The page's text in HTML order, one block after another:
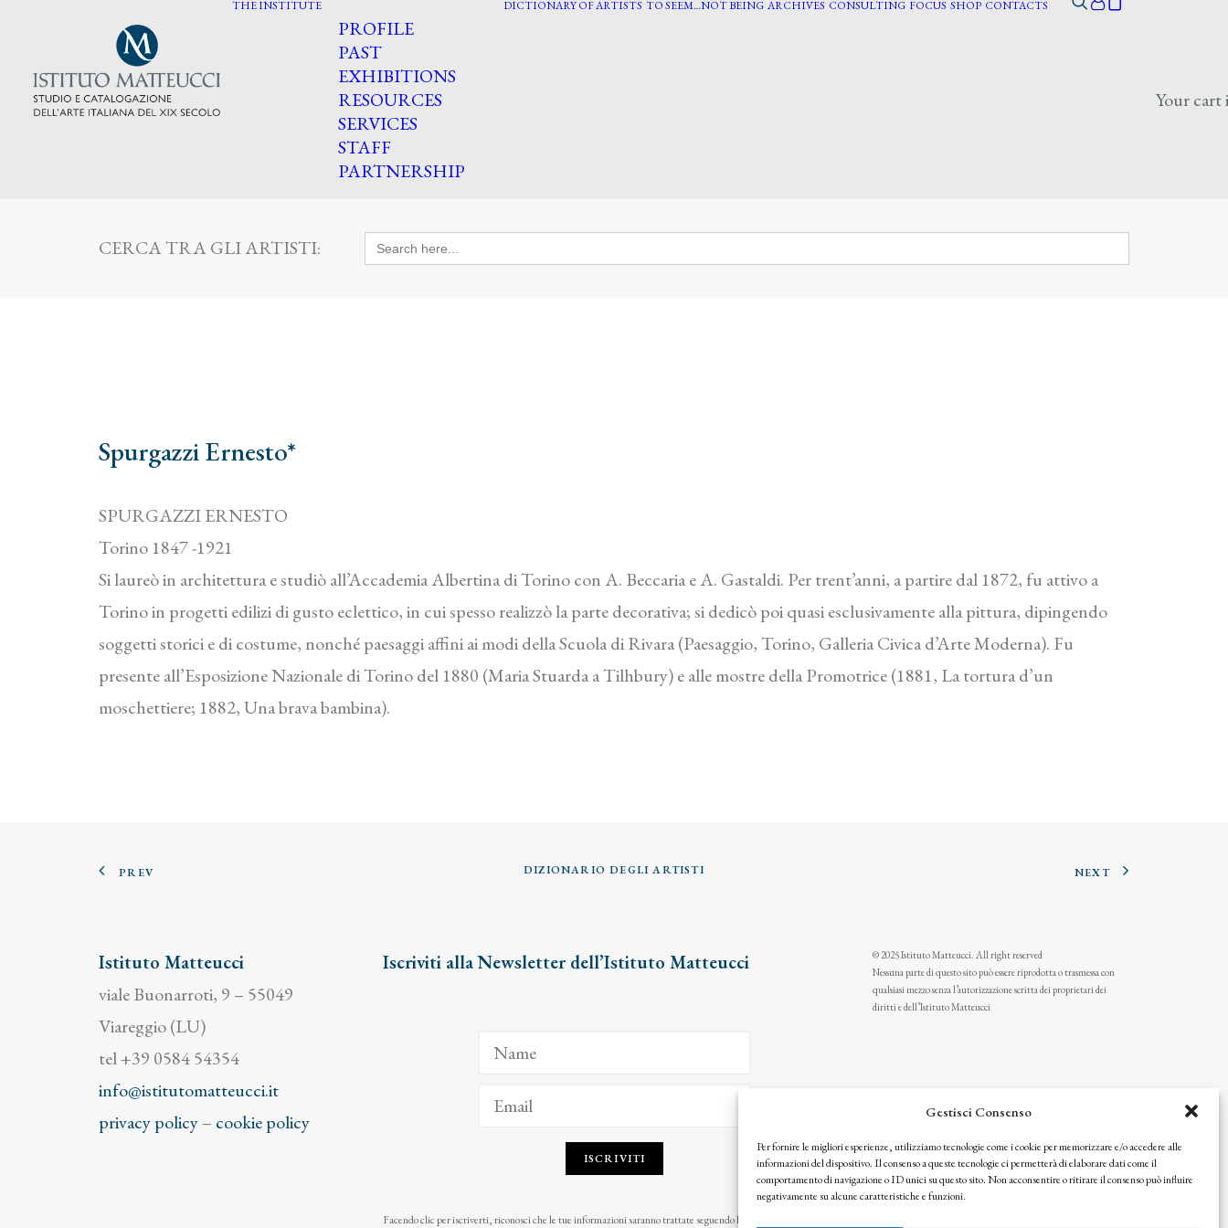
Gestisci Consenso
Per fornire le migliori esperienze, utilizziamo tecnologie come i cookie per memorizzare e/o accedere alle
informazioni del dispositivo. Il consenso a queste tecnologie ci permetterà di elaborare dati come il
comportamento di navigazione o ID unici su questo sito. Non acconsentire o ritirare il consenso può influire
negativamente su alcune caratteristiche e funzioni.
THE INSTITUTE
PROFILE
PAST
EXHIBITIONS
RESOURCES
SERVICES
STAFF
PARTNERSHIP
DICTIONARY OF ARTISTS TO SEEM…NOT BEING ARCHIVES CONSULTING FOCUS SHOP CONTACTS
Your cart
CERCA TRA GLI ARTISTI: Search
for:
Spurgazzi Ernesto*
SPURGAZZI ERNESTO
Torino 1847 -1921
Si laureò in architettura e studiò all’Accademia Albertina di Torino con A. Beccaria e A. Gastaldi. Per trent’anni, a partire dal 1872, fu attivo a
Torino in progetti edilizi di gusto eclettico, in cui spesso realizzò la parte decorativa; si dedicò poi quasi esclusivamente alla pittura, dipingendo
soggetti storici e di costume, nonché paesaggi affini ai modi della Scuola di Rivara (Paesaggio, Torino, Galleria Civica d’Arte Moderna). Fu
presente all’Esposizione Nazionale di Torino del 1880 (Maria Stuarda a Tilhbury) e alle mostre della Promotrice (1881, La tortura d’un
moschettiere; 1882, Una brava bambina).
PREV DIZIONARIO DEGLI ARTISTI NEXT
Istituto Matteucci
viale Buonarroti, 9 – 55049
Viareggio (LU)
tel +39 0584 54354
info@istitutomatteucci.it
privacy policy– cookie policy
Iscriviti alla Newsletter dell’Istituto Matteucci
ISCRIVITI
Facendo clic per iscriverti, riconosci che le tue informazioni saranno trattate seguendo la nostra
© 2025 Istituto Matteucci. All right reserved
Nessuna parte di questo sito può essere riprodotta o trasmessa con
qualsiasi mezzo senza l’autorizzazione scritta dei proprietari dei
diritti e dell’Istituto Matteucci